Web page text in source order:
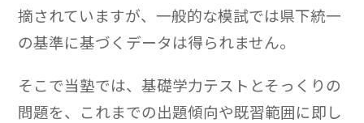
摘されていますが、一般的な模試では県下統一
の基準に基づくデータは得られません。
そこで当塾では、基礎学力テストとそっくりの
問題を、これまでの出題傾向や既習範囲に即し